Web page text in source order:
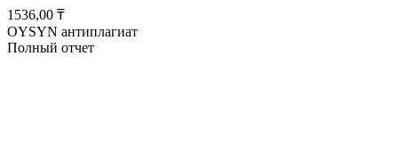
1536,00 ₸
OYSYN антиплагиат
Полный отчет